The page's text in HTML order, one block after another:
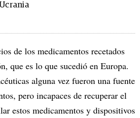
Ucrania
de los medicamentos recetados
que es lo que sucedió en Europa.
alguna vez fueron una fuente
pero incapaces de recuperar el
estos medicamentos y dispositivos